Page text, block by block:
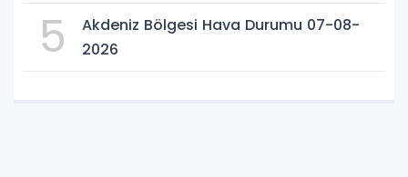
5
Akdeniz Bölgesi Hava Durumu 07-08-
2026